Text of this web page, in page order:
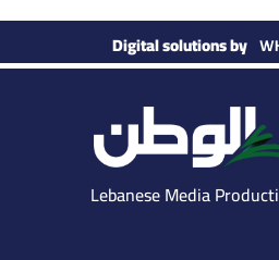
Digital solutions by